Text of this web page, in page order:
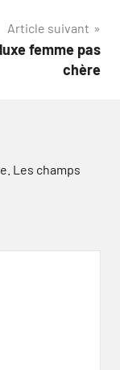
Article suivant
femme pas
chère
Les champs